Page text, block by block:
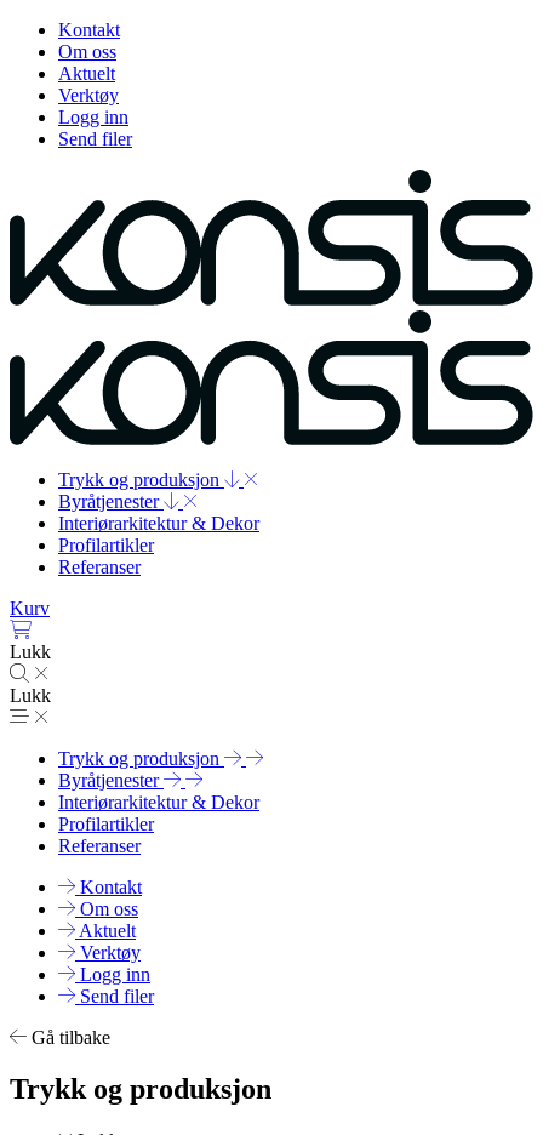
Kontakt
Om oss
Aktuelt
Verktøy
Logg inn
Send filer
Trykk og produksjon
Byråtjenester
Interiørarkitektur & Dekor
Profilartikler
Referanser
Kurv
Lukk
Lukk
Trykk og produksjon
Byråtjenester
Interiørarkitektur & Dekor
Profilartikler
Referanser
Kontakt
Om oss
Aktuelt
Verktøy
Logg inn
Send filer
Gå tilbake
Trykk og produksjon